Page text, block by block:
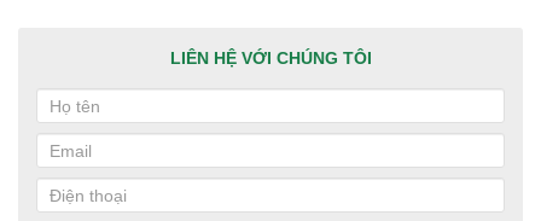
LIÊN HỆ VỚI CHÚNG TÔI